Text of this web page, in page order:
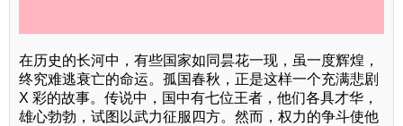
在历史的长河中，有些国家如同昙花一现，虽一度辉煌，
终究难逃衰亡的命运。孤国春秋，正是这样一个充满悲剧
X 彩的故事。传说中，国中有七位王者，他们各具才华，
雄心勃勃，试图以武力征服四方。然而，权力的争斗使他